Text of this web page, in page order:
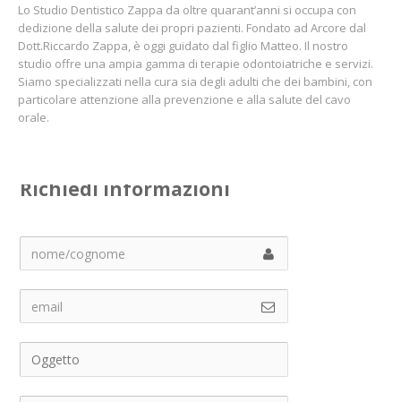
Lo Studio Dentistico Zappa da oltre quarant’anni si occupa con
dedizione della salute dei propri pazienti. Fondato ad Arcore dal
Dott.Riccardo Zappa, è oggi guidato dal figlio Matteo. Il nostro
studio offre una ampia gamma di terapie odontoiatriche e servizi.
Siamo specializzati nella cura sia degli adulti che dei bambini, con
particolare attenzione alla prevenzione e alla salute del cavo
orale.
Richiedi informazioni